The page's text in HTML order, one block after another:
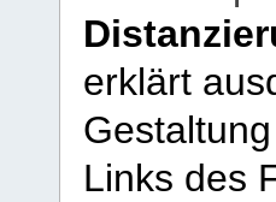
erklärt
Links des